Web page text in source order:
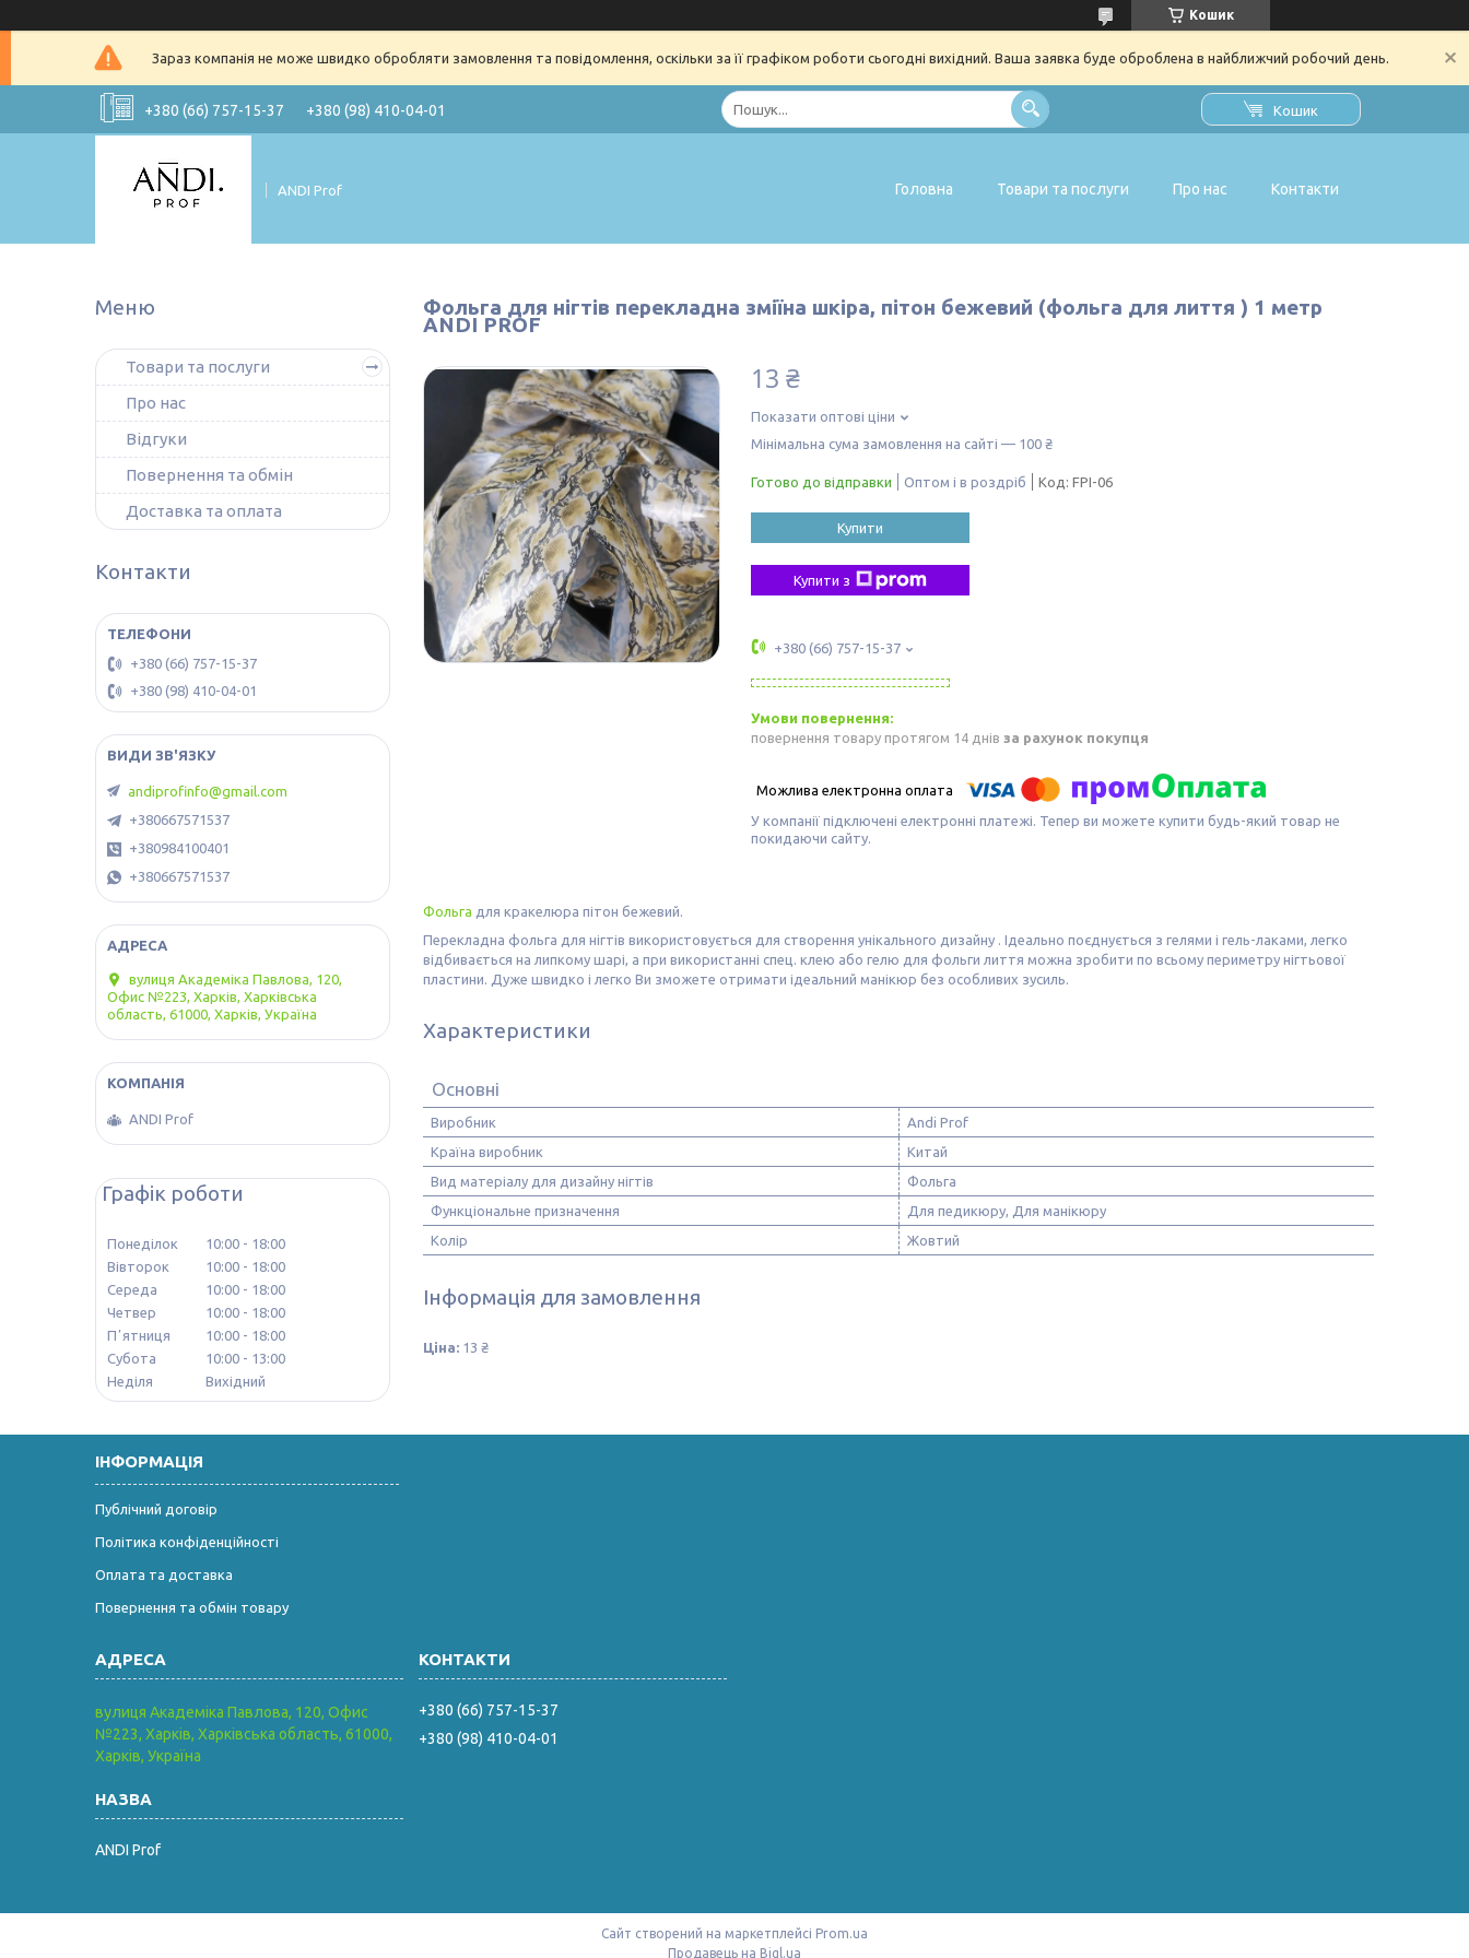
Кошик
Зараз компанія не може швидко обробляти замовлення та повідомлення, оскільки за її графіком роботи сьогодні вихідний. Ваша заявка буде оброблена в найближчий робочий день.
+380 (66) 757-15-37 +380 (98) 410-04-01 Кошик
ANDI Prof Головна Товари та послуги Про нас Контакти
Фольга для нігтів перекладна зміїна шкіра, пітон бежевий (фольга для лиття ) 1 метр
ANDI PROF
13 ₴
Показати оптові ціни
Мінімальна сума замовлення на сайті — 100 ₴
Готово до відправки Оптом і в роздріб Код: FPI-06
Купити
Купити з
+380 (66) 757-15-37
повернення товару протягом 14 днів за рахунок покупця
У компанії підключені електронні платежі. Тепер ви можете купити будь-який товар не
покидаючи сайту.
Фольга для кракелюра пітон бежевий.
Перекладна фольга для нігтів використовується для створення унікального дизайну . Ідеально поєднується з гелями і гель-лаками, легко
відбивається на липкому шарі, а при використанні спец. клею або гелю для фольги лиття можна зробити по всьому периметру нігтьової
пластини. Дуже швидко і легко Ви зможете отримати ідеальний манікюр без особливих зусиль.
Характеристики
Основні
Виробник
Andi Prof
Країна виробник
Китай
Вид матеріалу для дизайну нігтів
Фольга
Функціональне призначення
Для педикюру, Для манікюру
Колір
Жовтий
Інформація для замовлення
Ціна: 13 ₴
Товари та послуги
Про нас
Відгуки
Повернення та обмін
Доставка та оплата
Контакти
+380 (66) 757-15-37
+380 (98) 410-04-01
andiprofinfo@gmail.com
+380667571537
+380984100401
+380667571537
вулиця Академіка Павлова, 120,
Офис №223, Харків, Харківська
область, 61000, Харків, Україна
ANDI Prof
Графік роботи
Понеділок 10:00
18:00
Вівторок
10:00
18:00
Середа
10:00
18:00
Четвер
10:00
18:00
Пʼятниця
10:00
18:00
Субота
10:00
13:00
Неділя
Вихідний
ІНФОРМАЦІЯ
Публічний договір
Політика конфіденційності
Оплата та доставка
Повернення та обмін товару
вулиця Академіка Павлова, 120, Офис
№223, Харків, Харківська область, 61000,
Харків, Україна
ANDI Prof
+380 (66) 757-15-37
+380 (98) 410-04-01
Сайт створений на маркетплейсі Prom.ua
Продавець на Bigl.ua